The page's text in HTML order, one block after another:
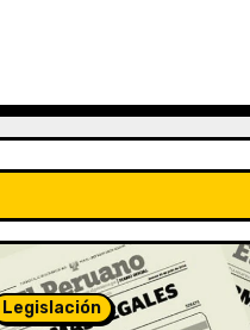
Legislación